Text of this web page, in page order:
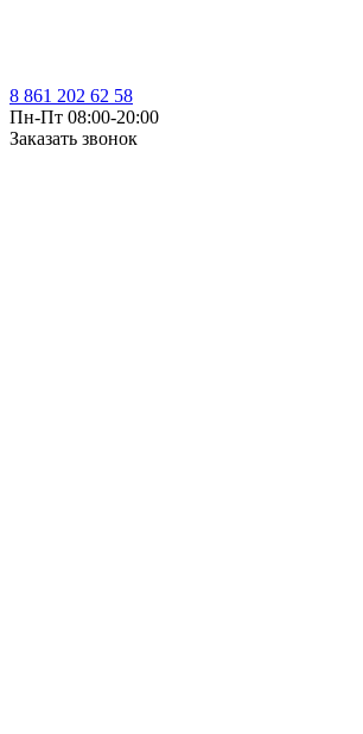
8 861 202 62 58
Пн-Пт 08:00-20:00
Заказать звонок